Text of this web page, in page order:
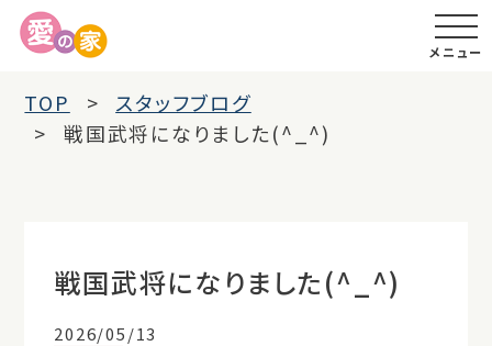
メニュー
TOP
スタッフブログ
戦国武将になりました(^_^)
戦国武将になりました(^_^)
2026/05/13